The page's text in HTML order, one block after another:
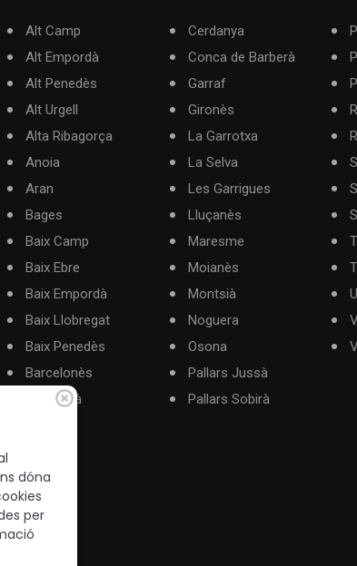
Alt Camp
Alt Empordà
Alt Penedès
Alt Urgell
Alta Ribagorça
Anoia
Aran
Bages
Baix Camp
Baix Ebre
Baix Empordà
Baix Llobregat
Baix Penedès
Barcelonès
Berguedà
Cerdanya
Conca de Barberà
Garraf
Gironès
La Garrotxa
La Selva
Les Garrigues
Lluçanès
Maresme
Moianès
Montsià
Noguera
Osona
Pallars Jussà
Pallars Sobirà
dóna
per